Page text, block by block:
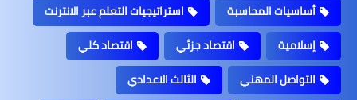
أساسيات المحاسبة
استراتيجيات التعلم عبر الانترنت
إسلامية
اقتصاد جزئي
اقتصاد كلي
التواصل المهني
الثالث الاعدادي